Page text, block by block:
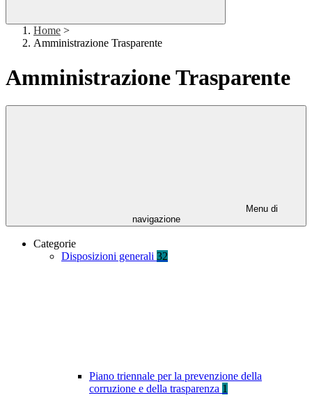
Home >
Amministrazione Trasparente
Amministrazione Trasparente
Menu di
navigazione
Categorie
Disposizioni generali 32
Piano triennale per la prevenzione della
corruzione e della trasparenza 1